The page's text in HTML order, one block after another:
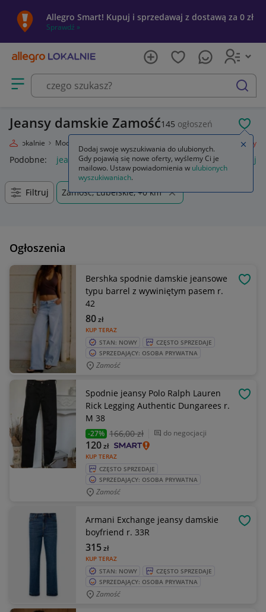
Allegro Smart! Kupuj i sprzedawaj z dostawą za 0 zł
Sprawdź »
Otwórz menu z kategoriami
szukaj
Jeansy damskie Zamość145 ogłoszeń
Lokalnie Moda Jeansy
Podobne: jeansy jeansy damskie jeansy wendy trendy
Filtruj Zamość, Lubelskie, +0 km
Ogłoszenia
Bershka spodnie damskie jeansowe
typu barrel z wywiniętym pasem r.
42
KUP TERAZ
80zł
STAN: NOWY
CZĘSTO SPRZEDAJE
SPRZEDAJĄCY: OSOBA PRYWATNA
Zamość
Spodnie jeansy Polo Ralph Lauren
Rick Legging Authentic Dungarees r.
M 38
-27% 166,00 zł do negocjacji
KUP TERAZ
120zł
CZĘSTO SPRZEDAJE
SPRZEDAJĄCY: OSOBA PRYWATNA
Zamość
Armani Exchange jeansy damskie
boyfriend r. 33R
KUP TERAZ
315zł
STAN: NOWY
CZĘSTO SPRZEDAJE
SPRZEDAJĄCY: OSOBA PRYWATNA
Zamość
Dodaj swoje wyszukiwania do ulubionych.
Gdy pojawią się nowe oferty, wyślemy Ci je
mailowo. Ustaw powiadomienia w ulubionych
wyszukiwaniach.